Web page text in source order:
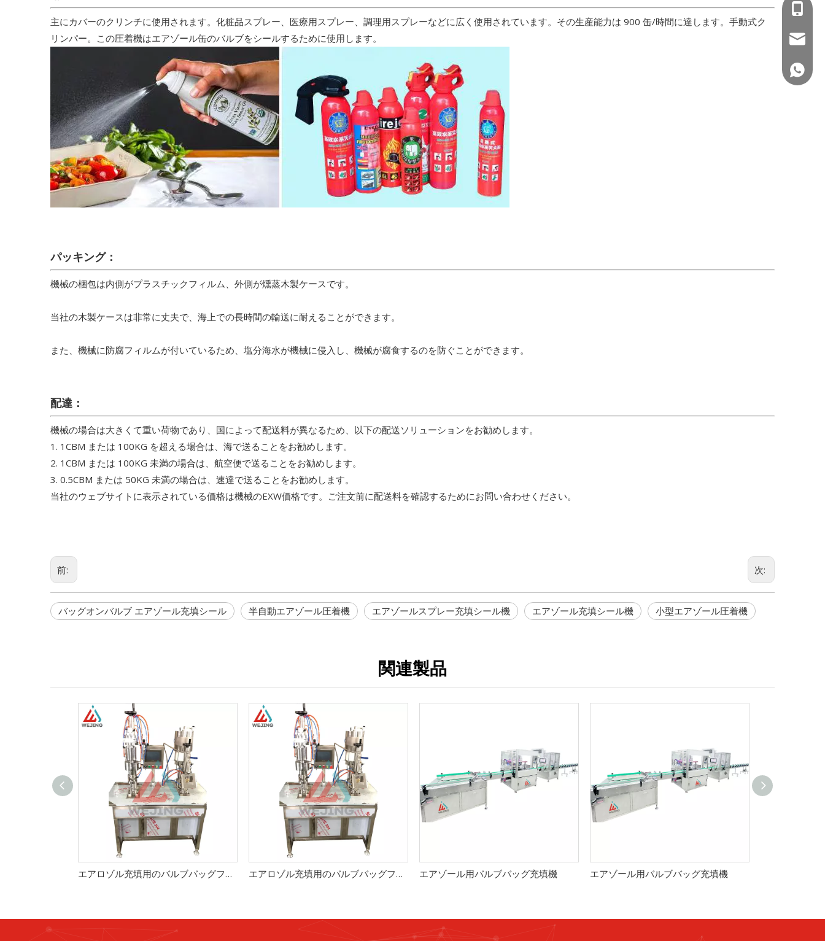
主にカバーのクリンチに使用されます。化粧品スプレー、医療用スプレー、調理用スプレーなどに広く使用されています。その生産能力は 900 缶/時間に達します。手動式ク
リンパー。この圧着機はエアゾール缶のバルブをシールするために使用します。
パッキング：
機械の梱包は内側がプラスチックフィルム、外側が燻蒸木製ケースです。
当社の木製ケースは非常に丈夫で、海上での長時間の輸送に耐えることができます。
また、機械に防腐フィルムが付いているため、塩分海水が機械に侵入し、機械が腐食するのを防ぐことができます。
配達：
機械の場合は大きくて重い荷物であり、国によって配送料が異なるため、以下の配送ソリューションをお勧めします。
1. 1CBM または 100KG を超える場合は、海で送ることをお勧めします。
2. 1CBM または 100KG 未満の場合は、航空便で送ることをお勧めします。
3. 0.5CBM または 50KG 未満の場合は、速達で送ることをお勧めします。
当社のウェブサイトに表示されている価格は機械のEXW価格です。ご注文前に配送料を確認するためにお問い合わせください。
前: 次:
バッグオンバルブ エアゾール充填シール 半自動エアゾール圧着機 エアゾールスプレー充填シール機 エアゾール充填シール機 小型エアゾール圧着機
関連製品
エアロゾル充填用のバルブバッグフィラー エアロゾル充填用のバルブバッグフィラー エアゾール用バルブバッグ充填機 エアゾール用バルブバッグ充填機
+86-
+86